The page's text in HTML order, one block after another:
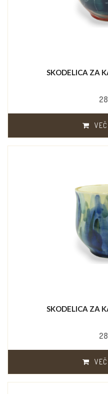
SKODELICA ZA
SKODELICA ZA